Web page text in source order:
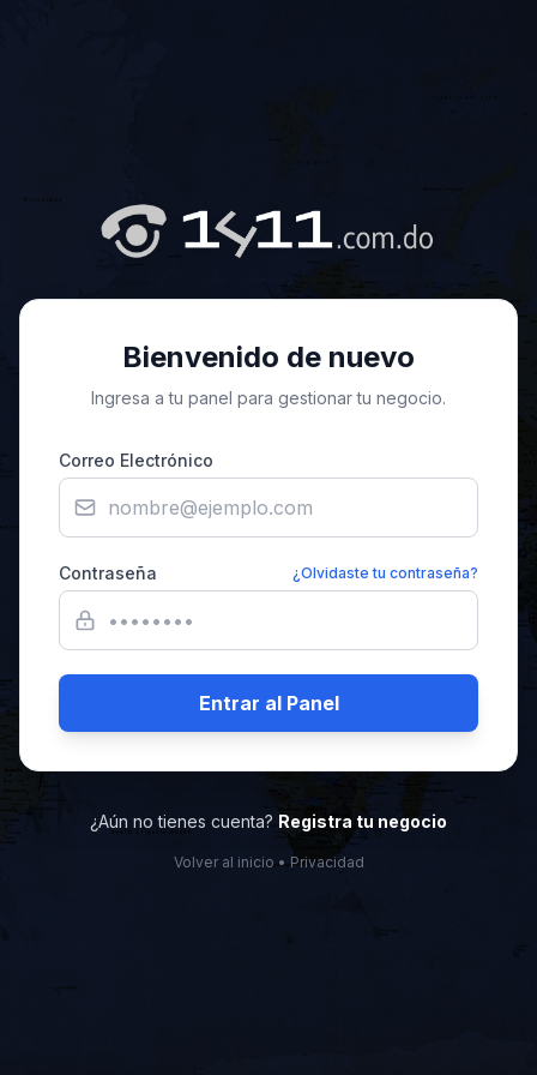
Bienvenido de nuevo
Ingresa a tu panel para gestionar tu negocio.
Correo Electrónico
Contraseña ¿Olvidaste tu contraseña?
Entrar al Panel
¿Aún no tienes cuenta? Registra tu negocio
Volver al inicio •Privacidad